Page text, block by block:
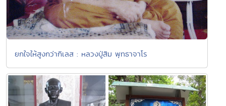
ยกใจให้สูงกว่ากิเลส : หลวงปู่สิม พุทธาจาโร